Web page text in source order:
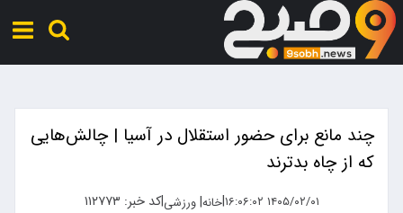
چند مانع برای حضور استقلال در آسیا | چالش‌هایی
که از چاه بدترند
۱۴۰۵/۰۲/۰۱ ۱۶:۰۶:۰۲ |خانه|ورزشی|کد خبر: ۱۱۲۷۷۳